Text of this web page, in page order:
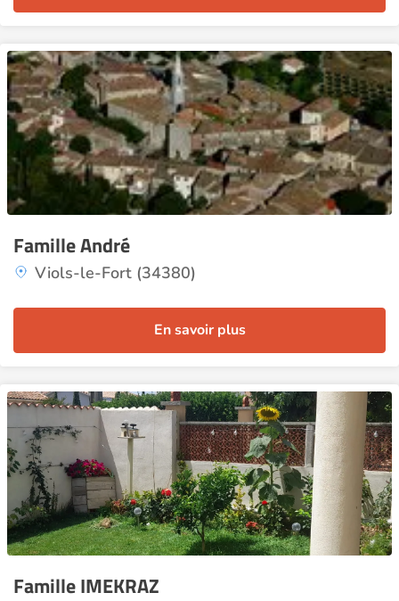
Famille André
Viols-le-Fort (34380)
En savoir plus
Famille IMEKRAZ